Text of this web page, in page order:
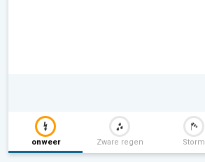
onweer Zware regen Storm